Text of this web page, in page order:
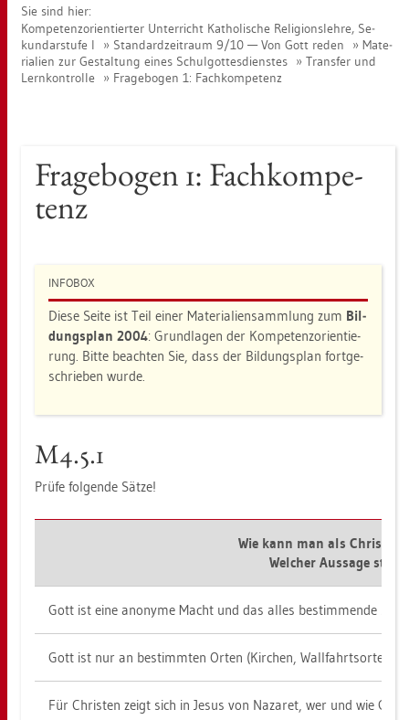
Sie sind hier:
Kom­pe­tenz­ori­en­tier­ter Un­ter­richt Ka­tho­li­sche Re­li­gi­ons­leh­re, Se­
kun­dar­stu­fe I
Stan­dard­zeit­raum 9/10 — Von Gott reden
Ma­te­
ria­li­en zur Ge­stal­tung eines Schul­got­tes­diens­tes
Trans­fer und
Lern­kon­trol­le
Fra­ge­bo­gen 1: Fach­kom­pe­tenz
Fra­ge­bo­gen 1: Fach­kom­pe­
tenz
IN­FO­BOX
Diese Seite ist Teil einer Ma­te­ria­li­en­samm­lung zum Bil­
dungs­plan 2004: Grund­la­gen der Kom­pe­tenz­ori­en­tie­
rung. Bitte be­ach­ten Sie, dass der Bil­dungs­plan fort­ge­
schrie­ben wurde.
M4.5.1
Prüfe fol­gen­de Sätze!
Wie kann man als Christ
Wel­cher Aus­sa­ge
Gott ist eine an­ony­me Macht und das alles be­stim­men­de
Gott ist nur an be­stimm­ten Orten (Kir­chen, Wall­fahrts­or­te
Für Chris­ten zeigt sich in Jesus von Na­za­ret, wer und wie Gott